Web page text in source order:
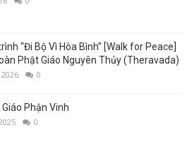
“Đi Bộ Vì Hòa Bình” [Walk for Peace]
Phật Giáo Nguyên Thủy (Theravada)
0
Phận Vinh
0